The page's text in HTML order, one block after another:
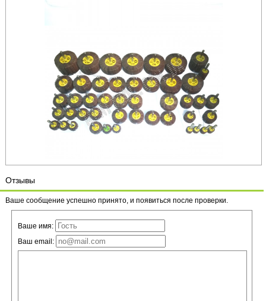
Отзывы
Ваше сообщение успешно принято, и появиться после проверки.
Ваше имя:
Ваш email: